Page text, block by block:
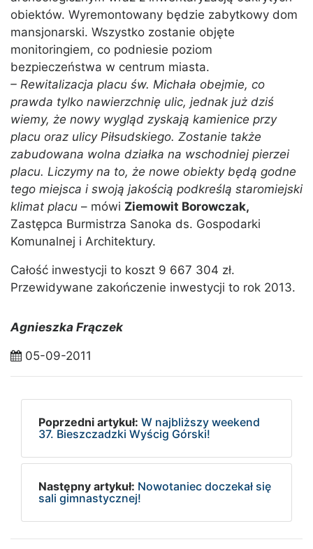
obiektów. Wyremontowany będzie zabytkowy dom
mansjonarski. Wszystko zostanie objęte
monitoringiem, co podniesie poziom
bezpieczeństwa w centrum miasta.
– Rewitalizacja placu św. Michała obejmie, co
prawda tylko nawierzchnię ulic, jednak już dziś
wiemy, że nowy wygląd zyskają kamienice przy
placu oraz ulicy Piłsudskiego. Zostanie także
zabudowana wolna działka na wschodniej pierzei
placu. Liczymy na to, że nowe obiekty będą godne
tego miejsca i swoją jakością podkreślą staromiejski
klimat placu – mówi Ziemowit Borowczak,
Zastępca Burmistrza Sanoka ds. Gospodarki
Komunalnej i Architektury.
Całość inwestycji to koszt 9 667 304 zł.
Przewidywane zakończenie inwestycji to rok 2013.
Agnieszka Frączek
05-09-2011
Poprzedni artykuł: W najbliższy weekend
37. Bieszczadzki Wyścig Górski!
Następny artykuł: Nowotaniec doczekał się
sali gimnastycznej!